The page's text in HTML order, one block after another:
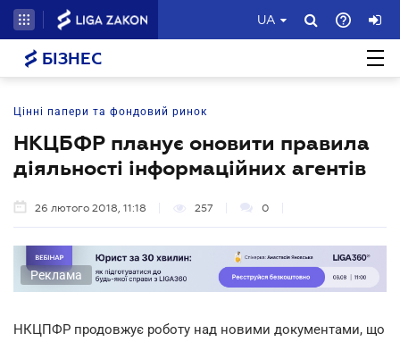
UA
БІЗНЕС
Цінні папери та фондовий ринок
НКЦБФР планує оновити правила
діяльності інформаційних агентів
26 лютого 2018, 11:18 257 0
Реклама
НКЦПФР продовжує роботу над новими документами, що